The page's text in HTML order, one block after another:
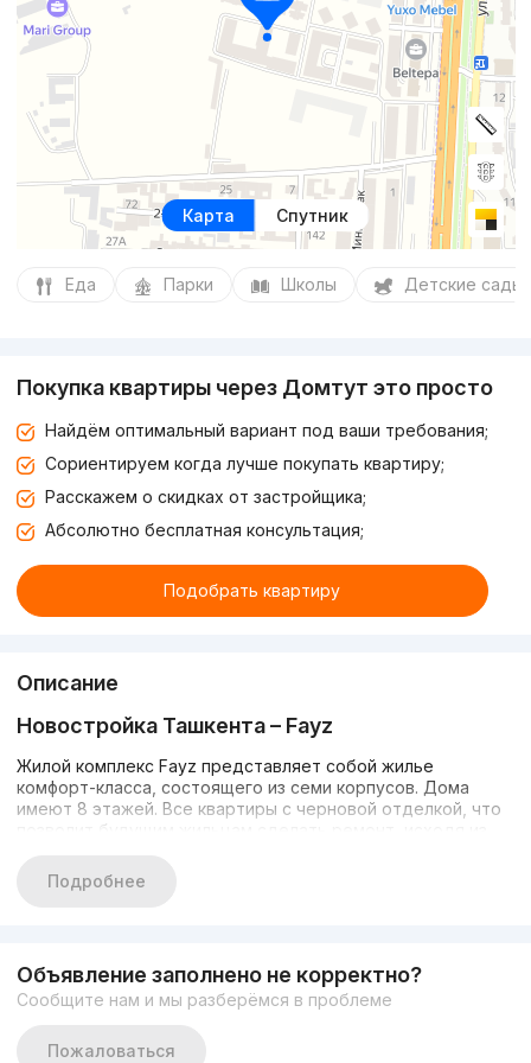
Карта Спутник
Еда Парки Школы Детские сады
Покупка квартиры через Домтут это просто
Найдём оптимальный вариант под ваши требования;
Сориентируем когда лучше покупать квартиру;
Расскажем о скидках от застройщика;
Абсолютно бесплатная консультация;
Подобрать квартиру
Описание
Новостройка Ташкента – Fayz
Жилой комплекс Fayz представляет собой жилье
комфорт-класса, состоящего из семи корпусов. Дома
имеют 8 этажей. Все квартиры с черновой отделкой, что
позволит будущим жильцам сделать ремонт, исходя из
районе города Ташкент.
Жилой комплекс находится в тихом и спокойном районе.
Он понравится тем, кто устал от шума города и ищет
тишину и уединение. Однако в непосредственной
парк аттракционов, Havas, Makro и другие объекты
Подробнее
Объявление заполнено не корректно?
Сообщите нам и мы разберёмся в проблеме
Пожаловаться